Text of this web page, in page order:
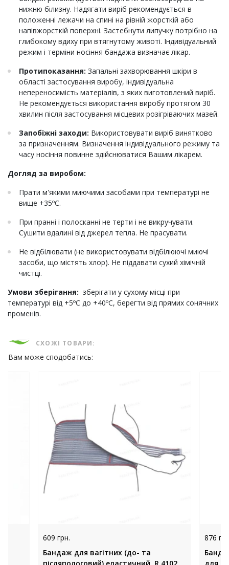
нижню білизну. Надягати виріб рекомендується в
положенні лежачи на спині на рівній жорсткій або
напівжорсткій поверхні. Застебнути липучку потрібно на
глибокому вдиху при втягнутому животі. Індивідуальний
режим і терміни носіння бандажа визначає лікар.
Протипоказання: Запальні захворювання шкіри в
області застосування виробу, індивідуальна
непереносимість матеріалів, з яких виготовлений виріб.
Не рекомендується використання виробу протягом 30
хвилин після застосування місцевих розігріваючих мазей.
Запобіжні заходи: Використовувати виріб винятково
за призначенням. Визначення індивідуального режиму та
часу носіння повинне здійснюватися Вашим лікарем.
Догляд за виробом:
Прати м'якими миючими засобами при температурі не
вище +35ºС.
При пранні і полосканні не терти і не викручувати.
Сушити вдалині від джерел тепла. Не прасувати.
Не відбілювати (не використовувати відбілюючі миючі
засоби, що містять хлор). Не піддавати сухий хімічній
чистці.
Умови зберігання: зберігати у сухому місці при
температурі від +5ºС до +40ºС, берегти від прямих сонячних
променів.
СХОЖІ ТОВАРИ:
Вам може сподобатись:
609 грн.
Бандаж для вагітних (до- та
876